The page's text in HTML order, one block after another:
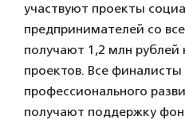
участвуют проекты
предпринимателей со
получают 1,2 млн рублей
проектов. Все
профессионального
получают поддержку